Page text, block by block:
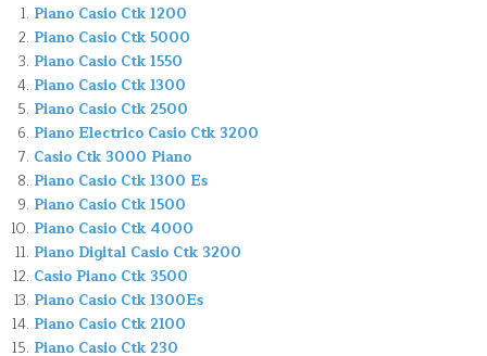
Piano Casio Ctk 1200
Piano Casio Ctk 5000
Piano Casio Ctk 1550
Piano Casio Ctk 1300
Piano Casio Ctk 2500
Piano Electrico Casio Ctk 3200
Casio Ctk 3000 Piano
Piano Casio Ctk 1300 Es
Piano Casio Ctk 1500
Piano Casio Ctk 4000
Piano Digital Casio Ctk 3200
Casio Piano Ctk 3500
Piano Casio Ctk 1300Es
Piano Casio Ctk 2100
Piano Casio Ctk 230